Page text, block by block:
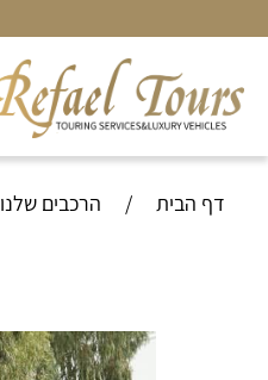
דף הבית / הרכבים שלנו